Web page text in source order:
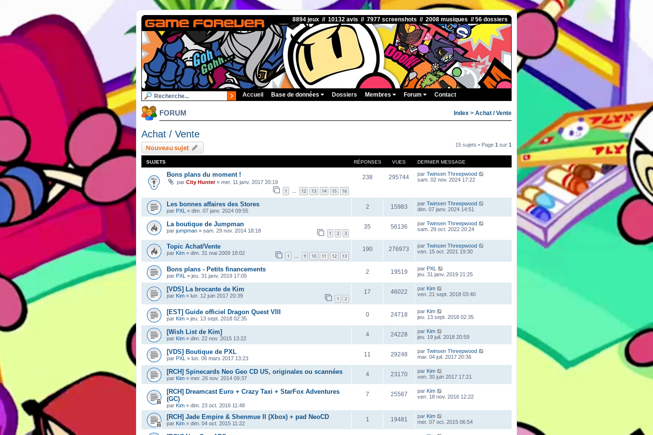
8894 jeux // 10132 avis // 7977 screenshots // 2008 musiques // 56 dossiers
Accueil Base de données Dossiers Membres Forum Contact
FORUM Index > Achat / Vente
Achat / Vente
Nouveau sujet 15 sujets • Page 1 sur 1
SUJETS RÉPONSES VUES DERNIER MESSAGE
Bons plans du moment !
par City Hunter» mer. 11 janv. 2017 20:19
1 … 12 13 14 15 16
238 295744 par Twinsen Threepwood
sam. 02 nov. 2024 17:22
Les bonnes affaires des Stores
par PXL » dim. 07 janv. 2024 09:55
2 15983 par Twinsen Threepwood
dim. 07 janv. 2024 14:51
La boutique de Jumpman
par jumpman » sam. 29 nov. 2014 18:18 1 2 3
35 56136 par Twinsen Threepwood
sam. 29 oct. 2022 20:24
Topic Achat/Vente
par Kim » dim. 31 mai 2009 18:02 1 … 9 10 11 12 13
190 276973 par Twinsen Threepwood
ven. 15 oct. 2021 19:30
Bons plans - Petits financements
par PXL » jeu. 31 janv. 2019 17:05
2 19519 par PXL
jeu. 31 janv. 2019 21:25
[VDS] La brocante de Kim
par Kim » lun. 12 juin 2017 20:39 1 2
17 46022 par Kim
ven. 21 sept. 2018 03:40
[EST] Guide officiel Dragon Quest VIII
par Kim » jeu. 13 sept. 2018 02:35
0 24718 par Kim
jeu. 13 sept. 2018 02:35
[Wish List de Kim]
par Kim » dim. 22 nov. 2015 13:22
4 24228 par Kim
jeu. 19 juil. 2018 20:59
[VDS] Boutique de PXL
par PXL » lun. 06 mars 2017 13:23
11 29248 par Twinsen Threepwood
mar. 04 juil. 2017 20:36
[RCH] Spinecards Neo Geo CD US, originales ou scannées
par Kim » mer. 26 nov. 2014 09:37
4 23170 par Kim
ven. 30 juin 2017 17:21
[RCH] Dreamcast Euro + Crazy Taxi + StarFox Adventures
(GC)
par Kim » dim. 23 oct. 2016 11:48
7 25567 par Kim
ven. 18 nov. 2016 12:22
[RCH] Jade Empire & Shenmue II (Xbox) + pad NeoCD
par Kim » dim. 04 oct. 2015 11:22
1 19481 par Kim
mer. 07 oct. 2015 06:54